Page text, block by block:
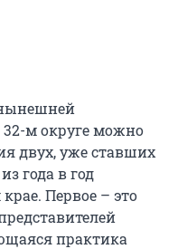
м округе можно
двух, уже ставших
года в год
Первое – это
практика